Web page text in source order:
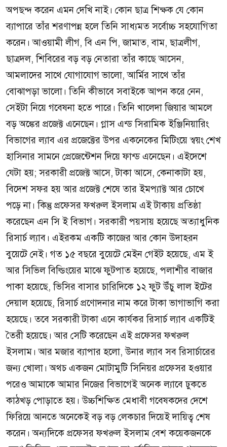
অপছন্দ করেন এমন দেখি নাই। কোন ছাত্র শিক্ষক যে কোন
ব্যাপারে তাঁর শরণাপন্ন হলে তিনি সাধ্যমত সর্বোচ্চ সহযোগিতা
করেন। আওয়ামী লীগ, বি এন পি, জামাত, বাম, ছাত্রলীগ,
ছাত্রদল, শিবিরের বড় বড় নেতারা তাঁর কাছে আসেন,
আমলাদের সাথে যোগাযোগ ভালো, আর্মির সাথে তাঁর
বোঝাপড়া ভালো। তিনি কীভাবে সবাইকে আপন করে নেন,
সেইটা নিয়ে গবেষনা হতে পারে। তিনি খালেদা জিয়ার আমলে
বড় অঙ্কের প্রজেক্ট এনেছেন। গ্লাস এন্ড সিরামিক ইঞ্জিনিয়ারিং
বিভাগের ল্যাব এর প্রজেক্টের উপর একনেকের মিটিংয়ে স্বয়ং শেখ
হাসিনার সামনে প্রেজেন্টেশন দিয়ে ফান্ড এনেছেন। এইদেশে
যেটা হয়; সরকারী প্রজেক্ট আসে, টাকা আসে, কেনাকাটা হয়,
বিদেশ সফর হয় আর প্রজেক্ট শেষে তার ইমপ্যাক্ট আর চোখে
পড়ে না। কিন্তু প্রফেসর ফখরুল ইসলাম এই টাকায় প্রতিষ্ঠা
করেছেন এন সি ই বিভাগ। সরকারী পয়সায় হয়েছে অত্যাধুনিক
রিসার্চ ল্যাব। এইরকম একটি কাজের আর কোন উদাহরন
বুয়েটে নেই। গত ১৫ বছরে বুয়েটে মেইন গেইট হয়েছে, এম ই
আর সিভিল বিল্ডিংয়ের মাঝে ফুটপাত হয়েছে, পলাশীর বাজার
পাকা হয়েছে, ভিসির বাসার চারিদিকে ১২ ফুট উঁচু লাল ইটের
দেয়াল হয়েছে, রিসার্চ প্রণোদনার নাম করে টাকা ভাগাভাগি করা
হয়েছে। তবে সরকারী টাকা এনে কার্যকর রিসার্চ ল্যাব একটিই
তৈরী হয়েছে। আর সেটি করেছেন এই প্রফেসর ফখরুল
ইসলাম। আর মজার ব্যাপার হলো, উনার ল্যাব সব রিসার্চারের
জন্য খোলা। অথচ একজন মোটামুটি সিনিয়র প্রফেসর হওয়ার
পরেও আমাকে আমার নিজের বিভাগেই অনেক ল্যাবে ঢুকতে
কাঠখড় পোড়াতে হয়। উচ্চশিক্ষিত মেধাবী গবেষকদের দেশে
ফিরিয়ে আনতে অনেকেই বড় বড় লেকচার দিয়েই দায়িত্ব শেষ
করেন। অন্যদিকে প্রফেসর ফখরুল ইসলাম বেশ কয়েকজনকে